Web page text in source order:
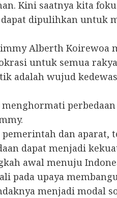
Kini saatnya kita
dipulihkan untuk
Alberth Koirewoa
untuk semua
adalah wujud
dan
dapat menjadi
awal menuju
pada upaya
menjadi modal